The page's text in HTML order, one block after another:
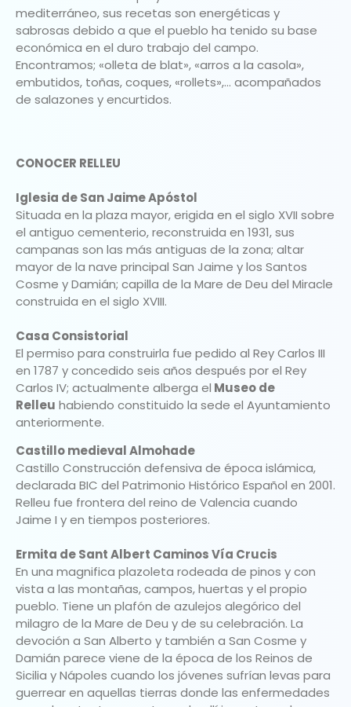
mediterráneo, sus recetas son energéticas y
sabrosas debido a que el pueblo ha tenido su base
económica en el duro trabajo del campo.
Encontramos; «olleta de blat», «arros a la casola»,
embutidos, toñas, coques, «rollets»,… acompañados
de salazones y encurtidos.
CONOCER RELLEU
Iglesia de San Jaime Apóstol
Situada en la plaza mayor, erigida en el siglo XVII sobre
el antiguo cementerio, reconstruida en 1931, sus
campanas son las más antiguas de la zona; altar
mayor de la nave principal San Jaime y los Santos
Cosme y Damián; capilla de la Mare de Deu del Miracle
construida en el siglo XVIII.
Casa Consistorial
El permiso para construirla fue pedido al Rey Carlos III
en 1787 y concedido seis años después por el Rey
Carlos IV; actualmente alberga el Museo de
Relleu habiendo constituido la sede el Ayuntamiento
anteriormente.
Castillo medieval Almohade
Castillo Construcción defensiva de época islámica,
declarada BIC del Patrimonio Histórico Español en 2001.
Relleu fue frontera del reino de Valencia cuando
Jaime I y en tiempos posteriores.
Ermita de Sant Albert Caminos Vía Crucis
En una magnifica plazoleta rodeada de pinos y con
vista a las montañas, campos, huertas y el propio
pueblo. Tiene un plafón de azulejos alegórico del
milagro de la Mare de Deu y de su celebración. La
devoción a San Alberto y también a San Cosme y
Damián parece viene de la época de los Reinos de
Sicilia y Nápoles cuando los jóvenes sufrían levas para
guerrear en aquellas tierras donde las enfermedades